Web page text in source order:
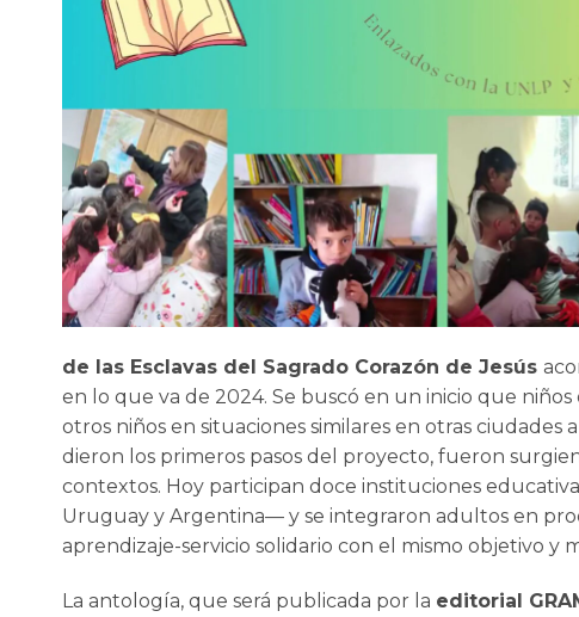
de las Esclavas del Sagrado Corazón de Jesús
en lo que va de 2024. Se buscó en un inicio que
otros niños en situaciones similares en otras ciudades
dieron los primeros pasos del proyecto, fueron
contextos. Hoy participan doce instituciones
Uruguay y Argentina— y se integraron adultos en
aprendizaje-servicio solidario con el mismo objetivo y
La antología, que será publicada por la editorial